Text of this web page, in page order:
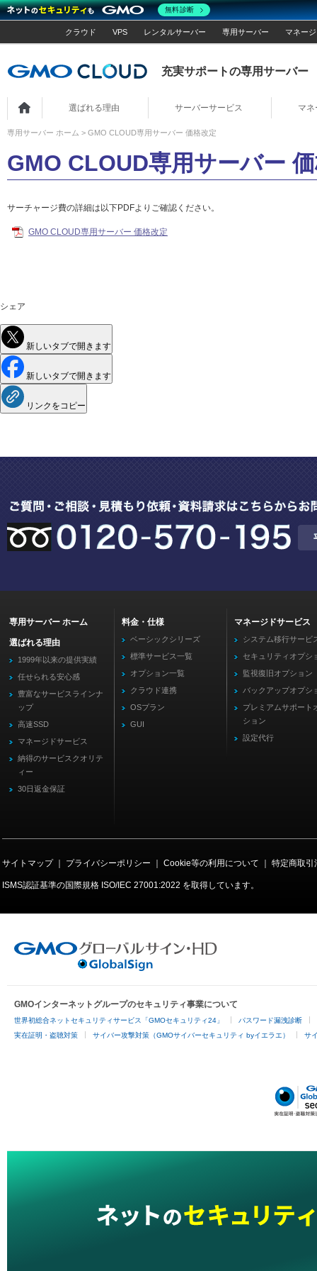
クラウド VPS レンタルサーバー 専用サーバー マネー
充実サポートの専用サーバー
選ばれる理由 サーバーサービス マ
専用サーバー ホーム > GMO CLOUD専用サーバー 価格改定
GMO CLOUD専用サーバー
サーチャージ費の詳細は以下PDFよりご確認ください。
GMO CLOUD専用サーバー 価格改定
シェア
新しいタブで開きます
新しいタブで開きます
リンクをコピー
専用サーバー ホーム
選ばれる理由
1999年以来の提供実績
任せられる安心感
豊富なサービスラインナ
ップ
高速SSD
マネージドサービス
納得のサービスクオリテ
ィー
30日返金保証
料金・仕様
ベーシックシリーズ
標準サービス一覧
オプション一覧
クラウド連携
OSプラン
GUI
マネージドサービス
システム移行サービ
セキュリティオプシ
監視復旧オプション
バックアップオプシ
プレミアムサポート
ション
設定代行
サイトマップ｜ プライバシーポリシー Cookie等の利用について 特定商取引
ISMS認証基準の国際規格 ISO/IEC 27001:2022 を取得しています。
GMOインターネットグループのセキュリティ事業について
世界初総合ネットセキュリティサービス「GMOセキュリティ24」
パスワード漏洩診断
実在証明・盗聴対策
サイバー攻撃対策（GMOサイバーセキュリティ byイエラエ） サ
無料診断